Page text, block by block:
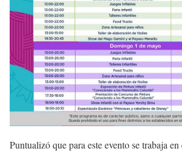
Puntualizó que para este evento se trabaja